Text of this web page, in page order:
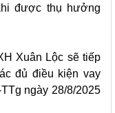
được thụ hưởng
Xuân Lộc sẽ tiếp
đủ điều kiện vay
ngày 28/8/2025